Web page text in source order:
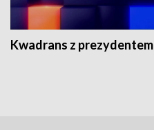
Kwadrans z prezydentem